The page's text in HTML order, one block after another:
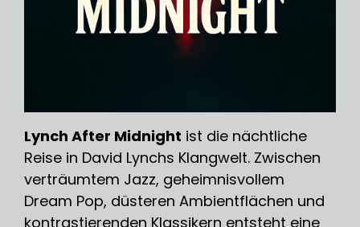
Lynch After Midnight ist die nächtliche
Reise in David Lynchs Klangwelt. Zwischen
verträumtem Jazz, geheimnisvollem
Dream Pop, düsteren Ambientflächen und
kontrastierenden Klassikern entsteht eine